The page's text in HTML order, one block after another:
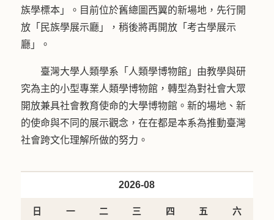
族學標本」。目前位於舊總圖西翼的新場地，先行開
放「民族學展示廳」，稍後將再開放「考古學展示
廳」。
臺灣大學人類學系「人類學博物館」由教學與研
究為主的小型專業人類學博物館，轉型為對社會大眾
開放兼具社會教育使命的大學博物館。新的場地、新
的使命與不同的展示觀念，在在都是本系為推動臺灣
社會跨文化理解所做的努力。
2026-08
日 一 二 三 四 五 六